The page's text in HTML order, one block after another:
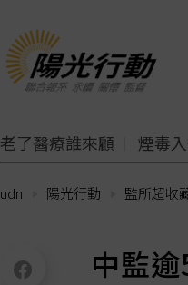
老了醫療誰來顧 煙毒
udn 陽光行動 監所超收
中監